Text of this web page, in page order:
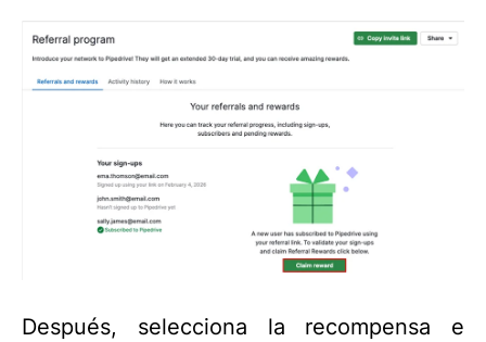
Después, selecciona la recompensa e